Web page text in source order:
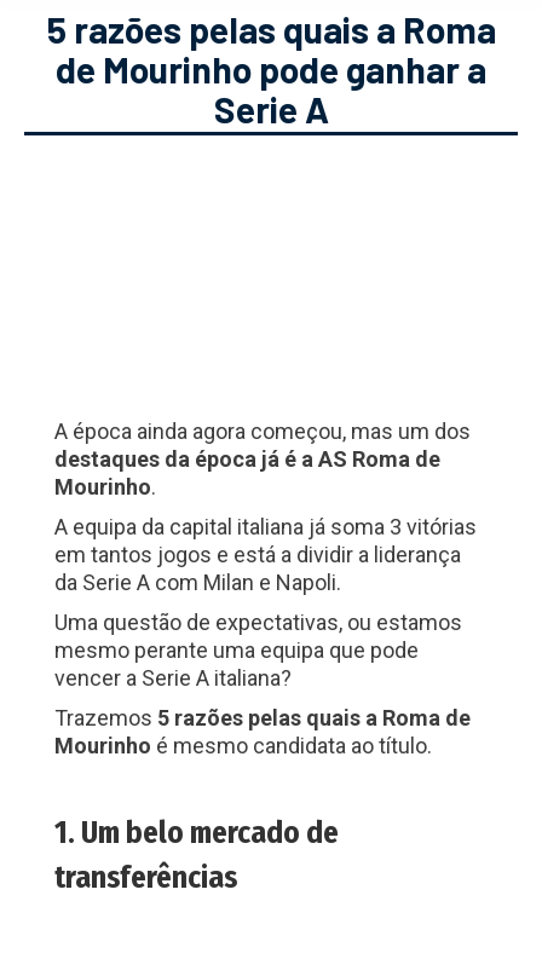
5 razões pelas quais a Roma
de Mourinho pode ganhar a
Serie A
A época ainda agora começou, mas um dos
destaques da época já é a AS Roma de
Mourinho.
A equipa da capital italiana já soma 3 vitórias
em tantos jogos e está a dividir a liderança
da Serie A com Milan e Napoli.
Uma questão de expectativas, ou estamos
mesmo perante uma equipa que pode
vencer a Serie A italiana?
Trazemos 5 razões pelas quais a Roma de
Mourinho é mesmo candidata ao título.
1. Um belo mercado de
transferências